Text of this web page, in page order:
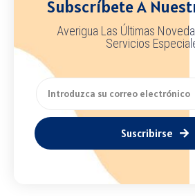
Subscríbete A
Averigua Las Últimas
Servicios
Suscribirse